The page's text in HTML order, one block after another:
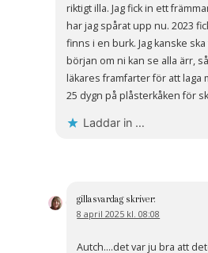
riktigt illa. Jag fick in ett
har jag spårat upp nu. 2023
finns i en burk. Jag kanske
början om ni kan se alla ärr,
läkares framfarter för att laga
25 dygn på plåsterkåken för
Laddar in …
gillasvardag skriver:
8 april 2025 kl. 08:08
Autch….det var ju bra att